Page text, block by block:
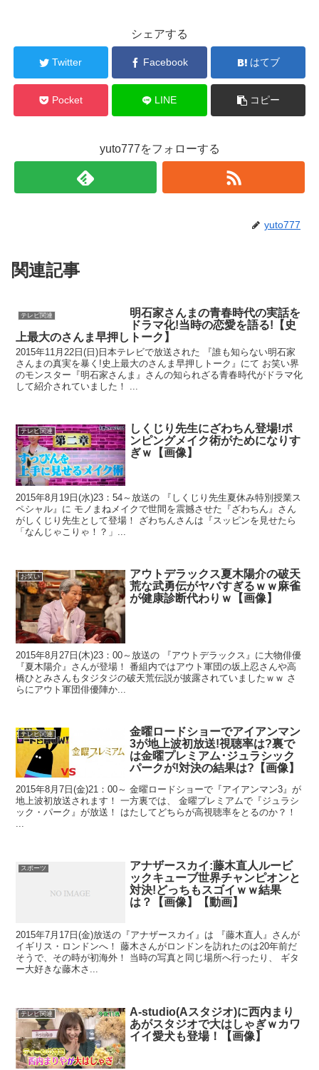
シェアする
Twitter Facebook はてブ
Pocket LINE コピー
yuto777をフォローする
yuto777
関連記事
テレビ関連
明石家さんまの青春時代の実話を
ドラマ化!当時の恋愛を語る!【史
上最大のさんま早押しトーク】
2015年11月22日(日)日本テレビで放送された 『誰も知らない明石家
さんまの真実を暴く!史上最大のさんま早押しトーク』にて お笑い界
のモンスター『明石家さんま』さんの知られざる青春時代がドラマ化
して紹介されていました！ ...
テレビ関連
しくじり先生にざわちん登場!ポ
ンピングメイク術がためになりす
ぎｗ【画像】
2015年8月19日(水)23：54～放送の 『しくじり先生夏休み特別授業ス
ペシャル』に モノまねメイクで世間を震撼させた『ざわちん』さん
がしくじり先生として登場！ ざわちんさんは『スッピンを見せたら
「なんじゃこりゃ！？」...
お笑い
アウトデラックス夏木陽介の破天
荒な武勇伝がヤバすぎるｗｗ麻雀
が健康診断代わりｗ【画像】
2015年8月27日(木)23：00～放送の 『アウトデラックス』に大物俳優
『夏木陽介』さんが登場！ 番組内ではアウト軍団の坂上忍さんや高
橋ひとみさんもタジタジの破天荒伝説が披露されていましたｗｗ さ
らにアウト軍団俳優陣か...
テレビ関連
金曜ロードショーでアイアンマン
3が地上波初放送!視聴率は?裏で
は金曜プレミアム･ジュラシック
パークが!対決の結果は?【画像】
2015年8月7日(金)21：00～ 金曜ロードショーで『アイアンマン3』が
地上波初放送されます！ 一方裏では、 金曜プレミアムで『ジュラシ
ック・パーク』が放送！ はたしてどちらが高視聴率をとるのか？！
スポーツ
アナザースカイ:藤木直人ルービ
ックキューブ世界チャンピオンと
対決!どっちもスゴイｗｗ結果
は？【画像】【動画】
2015年7月17日(金)放送の『アナザースカイ』は 『藤木直人』さんが
イギリス・ロンドンへ！ 藤木さんがロンドンを訪れたのは20年前だ
そうで、その時が初海外！ 当時の写真と同じ場所へ行ったり、 ギタ
ー大好きな藤木さ...
テレビ関連
A-studio(Aスタジオ)に西内まり
あがスタジオで大はしゃぎｗカワ
イイ愛犬も登場！【画像】